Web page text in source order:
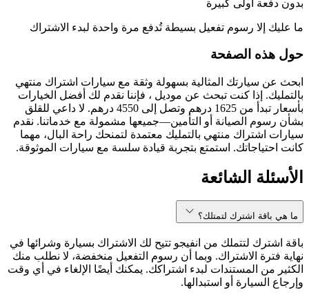
بدون دفعة أولى كبيرة
ما عليك إلا رسوم تفعيل بسيطة تُدفع مرة واحدة لبدء الاشتراك
حول هذه الصفحة
ابحث عن سيارتك المثالية بسهولة وثقة مع سيارات اشتراك منتهي
بالتمليك. إذا كنت تبحث عن موديل ، فإننا نقدم لك أفضل الخيارات
بأسعار تبدأ من 1625 درهم وتصل إلى 4550 درهم. لا داعي للقلق
بشأن رسوم الصيانة أو التأمين—جميعها مشمولة مع خدماتنا. نقدم
سيارات اشتراك منتهي بالتمليك معتمدة لتمنحك راحة البال، مهما
كانت احتياجاتك. استمتع بتجربة قيادة سلسة مع سيارات الموثوقة.
الأسئلة الشائعة
ما هي باقة اشترك لتمتلك؟
باقة اشترك لتتملك من انفيجو تتيح لك الاشتراك بسيارة وشرائها في
نهاية فترة الاشتراك. وبما أن رسوم التفعيل منخفضة، لا نطلب منك
الكثير من المستندات لبدء اشتراكك. يمكنك أيضًا الإلغاء في أي وقت
وإرجاع السيارة أو استبدالها.